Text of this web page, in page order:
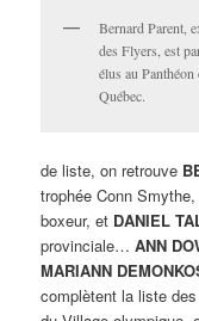
Bernard Parent,
des Flyers, est
élus au
Québec.
de liste, on retrouve
trophée Conn Smythe,
boxeur, et DANIEL
provinciale…ANN
MARIANN
complètent la liste